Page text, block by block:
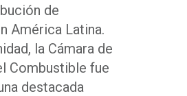
de
América Latina.
la Cámara de
Combustible fue
destacada